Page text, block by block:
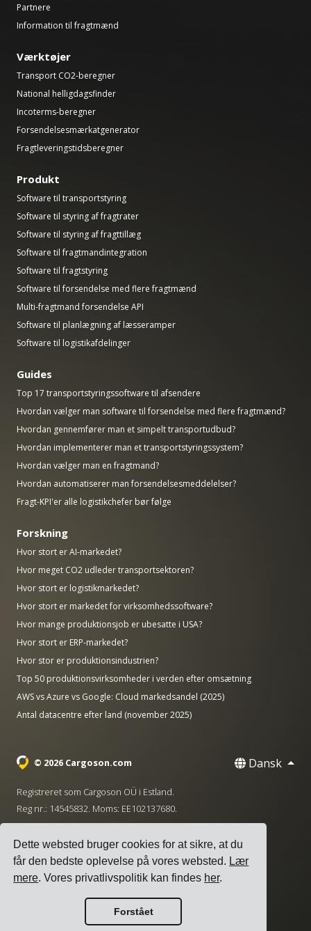
Dette websted bruger cookies for at sikre, at du
får den bedste oplevelse på vores websted. Lær
mere. Vores privatlivspolitik kan findes her.
Forstået
Partnere
Information til fragtmænd
Værktøjer
Transport CO2-beregner
National helligdagsfinder
Incoterms-beregner
Forsendelsesmærkatgenerator
Fragtleveringstidsberegner
Produkt
Software til transportstyring
Software til styring af fragtrater
Software til styring af fragttillæg
Software til fragtmandintegration
Software til fragtstyring
Software til forsendelse med flere fragtmænd
Multi-fragtmand forsendelse API
Software til planlægning af læsseramper
Software til logistikafdelinger
Guides
Top 17 transportstyringssoftware til afsendere
Hvordan vælger man software til forsendelse med flere fragtmænd?
Hvordan gennemfører man et simpelt transportudbud?
Hvordan implementerer man et transportstyringssystem?
Hvordan vælger man en fragtmand?
Hvordan automatiserer man forsendelsesmeddelelser?
Fragt-KPI'er alle logistikchefer bør følge
Forskning
Hvor stort er AI-markedet?
Hvor meget CO2 udleder transportsektoren?
Hvor stort er logistikmarkedet?
Hvor stort er markedet for virksomhedssoftware?
Hvor mange produktionsjob er ubesatte i USA?
Hvor stort er ERP-markedet?
Hvor stor er produktionsindustrien?
Top 50 produktionsvirksomheder i verden efter omsætning
AWS vs Azure vs Google: Cloud markedsandel (2025)
Antal datacentre efter land (november 2025)
© 2026 Cargoson.com Dansk
Registreret som Cargoson OÜ i Estland.
Reg nr.: 14545832. Moms: EE102137680.
+372 5555 0028 · hello@cargoson.com
Servicevilkår | Privatlivspolitik Cookie-politik